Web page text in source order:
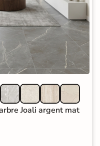
Joali argent mat